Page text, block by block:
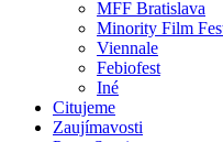
MFF Bratislava
Minority Film
Viennale
Febiofest
Iné
Citujeme
Zaujímavosti